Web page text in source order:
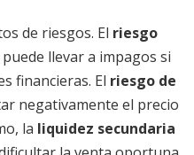
de riesgos. El riesgo
puede llevar a impagos si
financieras. El riesgo de
negativamente el precio
la liquidez secundaria